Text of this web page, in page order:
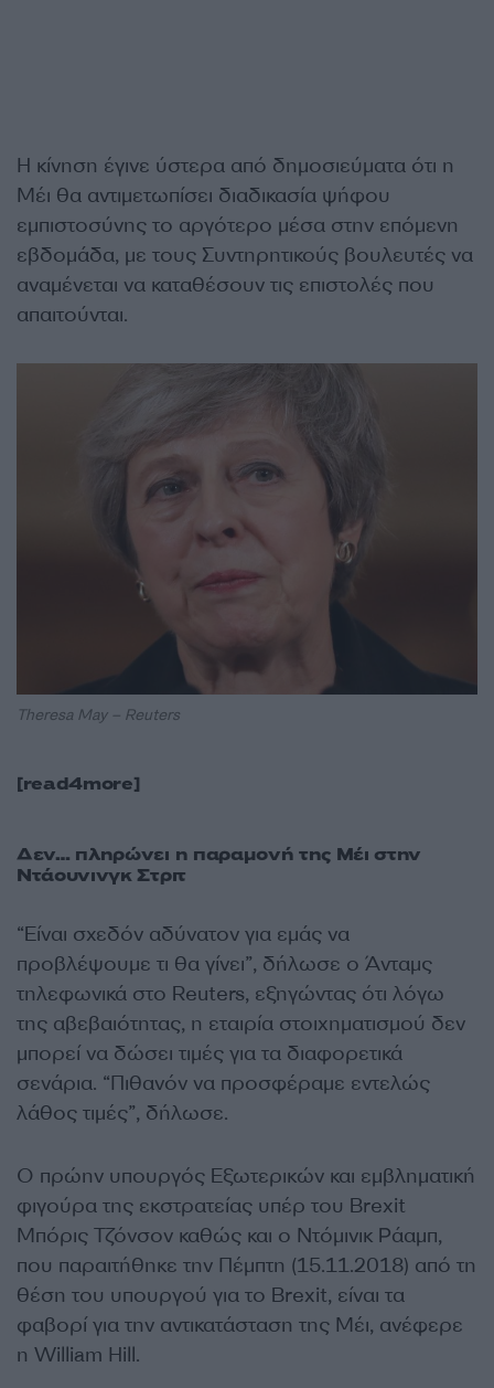
Η κίνηση έγινε ύστερα από δημοσιεύματα ότι η
Μέι θα αντιμετωπίσει διαδικασία ψήφου
εμπιστοσύνης το αργότερο μέσα στην επόμενη
εβδομάδα, με τους Συντηρητικούς βουλευτές να
αναμένεται να καταθέσουν τις επιστολές που
απαιτούνται.
Theresa May – Reuters
[read4more]
Δεν… πληρώνει η παραμονή της Μέι στην
Ντάουνινγκ Στριτ
“Είναι σχεδόν αδύνατον για εμάς να
προβλέψουμε τι θα γίνει”, δήλωσε ο Άνταμς
τηλεφωνικά στο Reuters, εξηγώντας ότι λόγω
της αβεβαιότητας, η εταιρία στοιχηματισμού δεν
μπορεί να δώσει τιμές για τα διαφορετικά
σενάρια. “Πιθανόν να προσφέραμε εντελώς
λάθος τιμές”, δήλωσε.
Ο πρώην υπουργός Εξωτερικών και εμβληματική
φιγούρα της εκστρατείας υπέρ του Brexit
Μπόρις Τζόνσον καθώς και ο Ντόμινικ Ράαμπ,
που παραιτήθηκε την Πέμπτη (15.11.2018) από τη
θέση του υπουργού για το Brexit, είναι τα
φαβορί για την αντικατάσταση της Μέι, ανέφερε
η William Hill.